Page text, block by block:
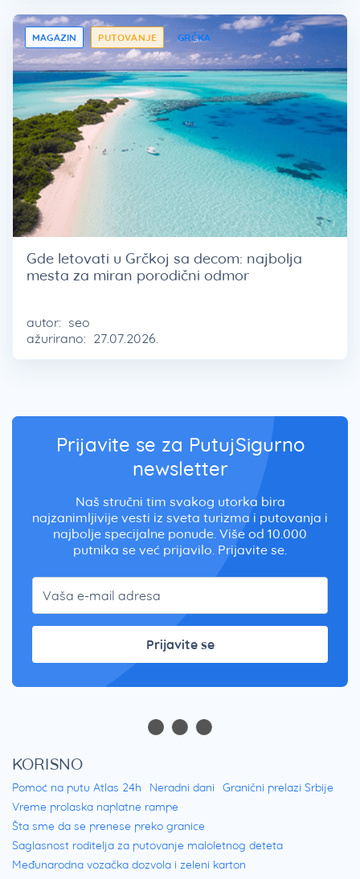
MAGAZIN PUTOVANJE GRČKA
Gde letovati u Grčkoj sa decom: najbolja
mesta za miran porodični odmor
autor: seo
ažurirano: 27.07.2026.
Prijavite se za PutujSigurno
newsletter
Naš stručni tim svakog utorka bira
najzanimljivije vesti iz sveta turizma i putovanja i
najbolje specijalne ponude. Više od 10.000
putnika se već prijavilo. Prijavite se.
Prijavite se
KORISNO
Pomoć na putu Atlas 24h Neradni dani
Granični prelazi Srbije
Vreme prolaska naplatne rampe
Šta sme da se prenese preko granice
Saglasnost roditelja za putovanje maloletnog deteta
Međunarodna vozačka dozvola i zeleni karton